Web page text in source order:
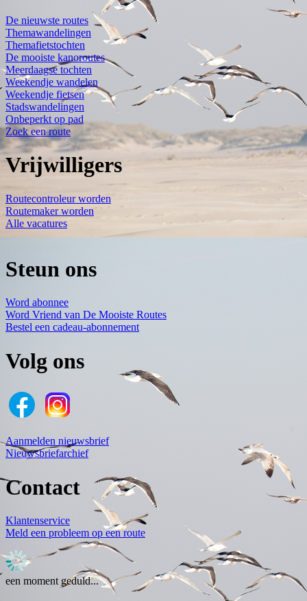
De nieuwste routes
Themawandelingen
Themafietstochten
De mooiste kanoroutes
Meerdaagse tochten
Weekendje wandelen
Weekendje fietsen
Stadswandelingen
Onbeperkt op pad
Zoek een route
Vrijwilligers
Routecontroleur worden
Routemaker worden
Alle vacatures
Steun ons
Word abonnee
Word Vriend van De Mooiste Routes
Bestel een cadeau-abonnement
Volg ons
Aanmelden nieuwsbrief
Nieuwsbriefarchief
Contact
Klantenservice
Meld een probleem op een route
een moment geduld...